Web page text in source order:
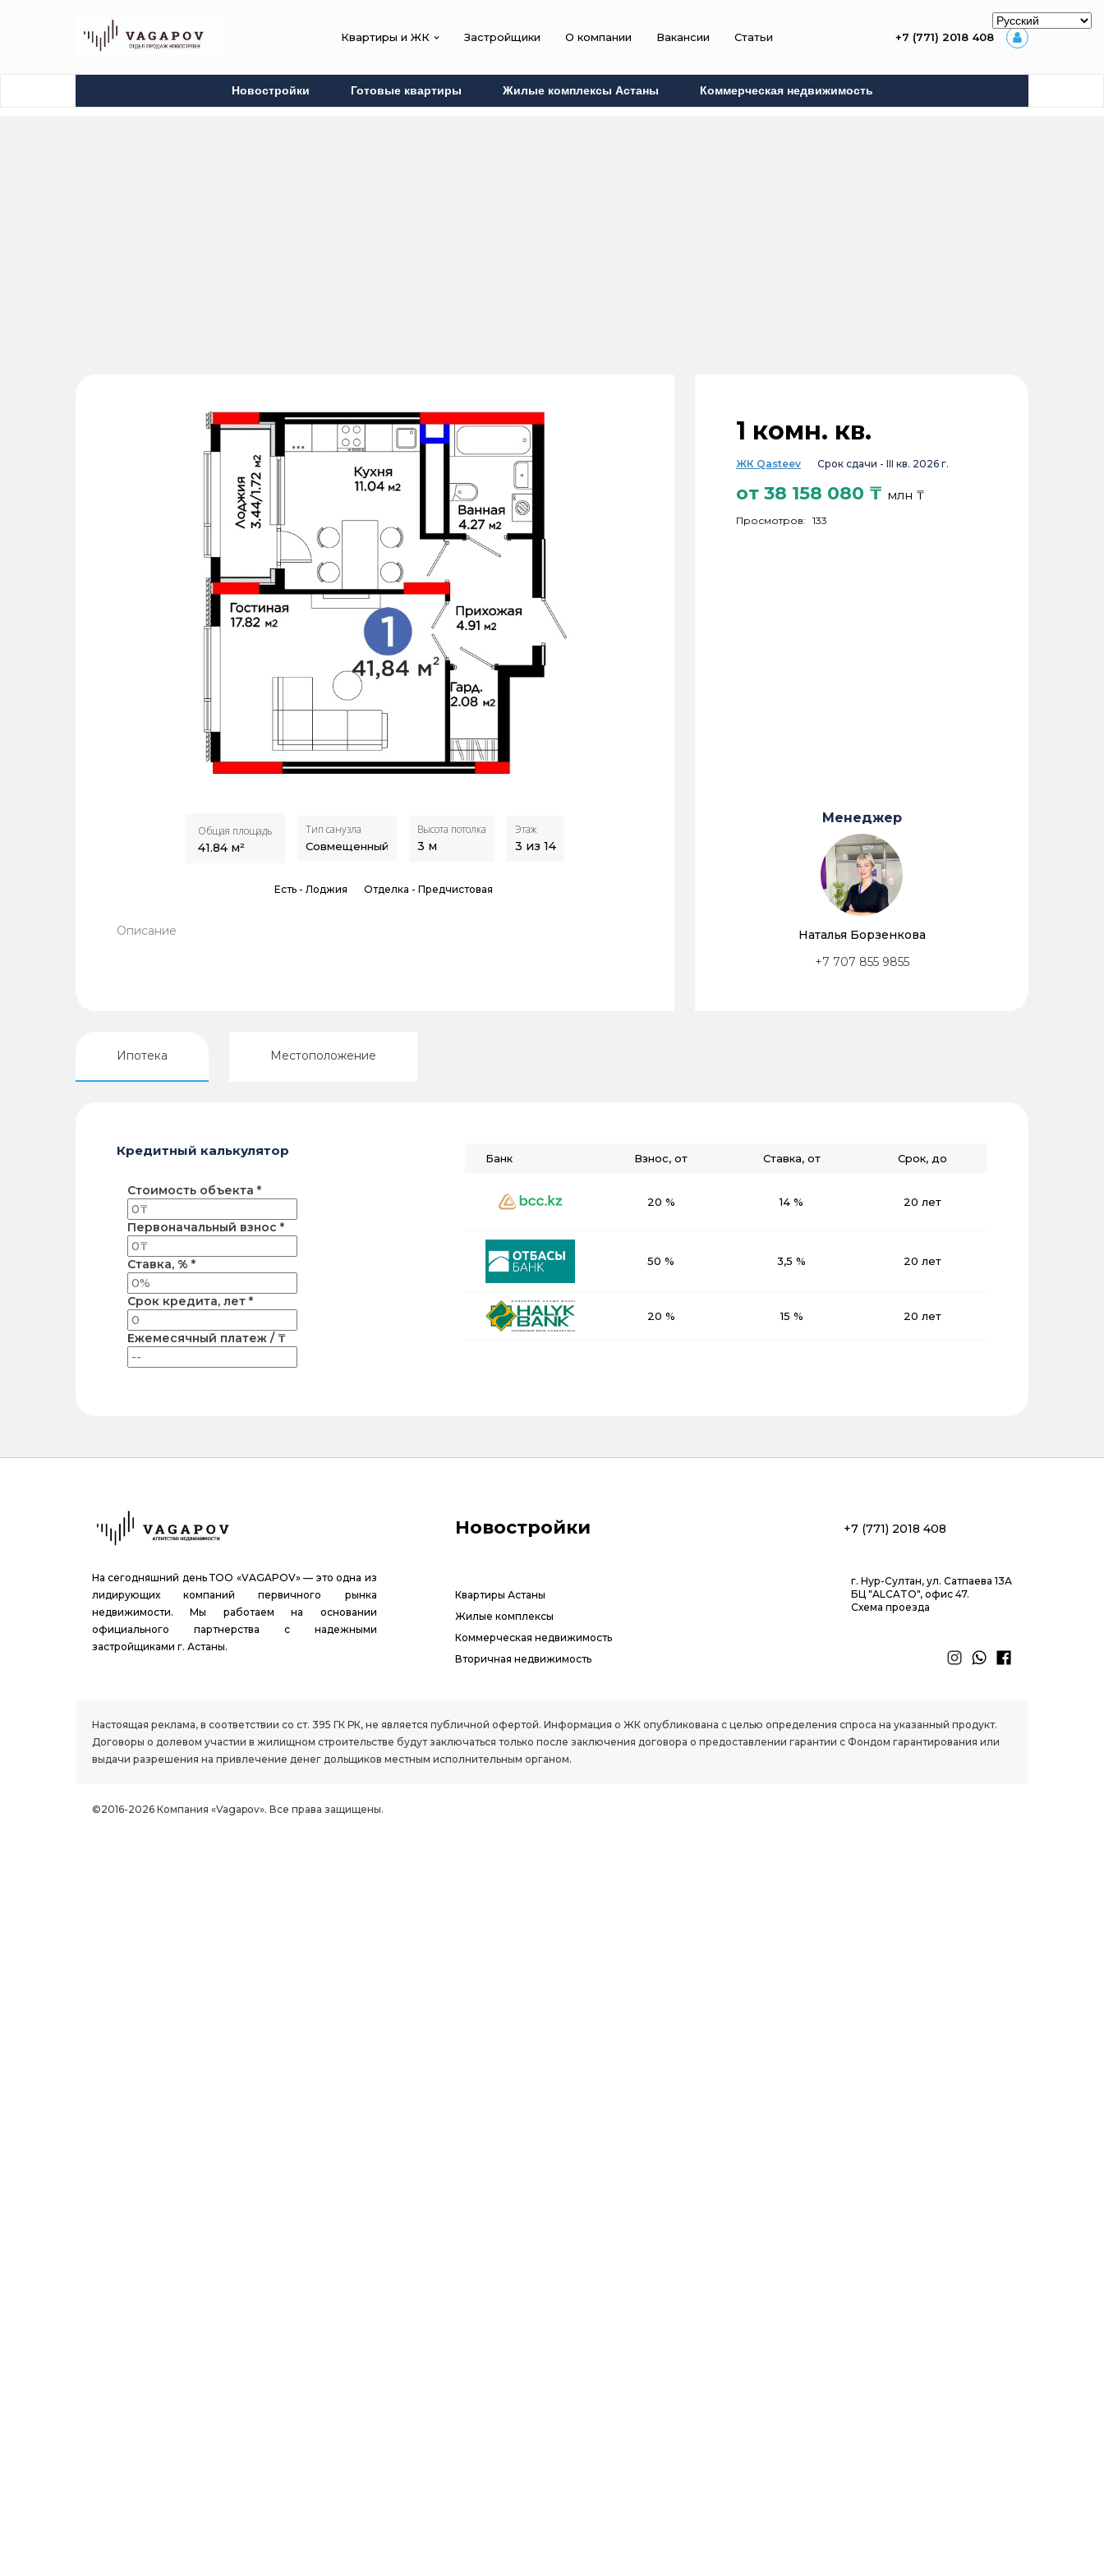
Квартиры и ЖК Застройщики О компании Вакансии Статьи +7 (771) 2018 408
Новостройки Готовые квартиры Жилые комплексы Астаны Коммерческая недвижимость
Общая площадь
41.84 м²
Тип санузла
Совмещенный
Высота потолка
3 м
Этаж
3 из 14
Есть -Лоджия Отделка - Предчистовая
Описание
1 комн. кв.
ЖК Qasteev Срок сдачи - III кв. 2026 г.
от 38 158 080 ₸ млн ₸
Просмотров: 133
Менеджер
Наталья Борзенкова
+7 707 855 9855
Ипотека Местоположение
Кредитный калькулятор
Стоимость объекта *
Первоначальный взнос *
Ставка, % *
Срок кредита, лет *
Ежемесячный платеж / ₸
Банк Взнос, от Ставка, от Срок, до
20 % 14 % 20 лет
50 % 3,5 % 20 лет
20 % 15 % 20 лет
На сегодняшний день ТОО «VAGAPOV» — это одна из
лидирующих компаний первичного рынка
недвижимости. Мы работаем на основании
официального партнерства с надежными
застройщиками г. Астаны.
Новостройки
Квартиры Астаны
Жилые комплексы
Коммерческая недвижимость
Вторичная недвижимость
+7 (771) 2018 408
г. Нур-Султан, ул. Сатпаева 13А
БЦ "ALCATO", офис 47.
Схема проезда
Настоящая реклама, в соответствии со ст. 395 ГК РК, не является публичной офертой. Информация о ЖК опубликована с целью определения спроса на указанный продукт.
Договоры о долевом участии в жилищном строительстве будут заключаться только после заключения договора о предоставлении гарантии с Фондом гарантирования или
выдачи разрешения на привлечение денег дольщиков местным исполнительным органом.
©2016-2026 Компания «Vagapov». Все права защищены.